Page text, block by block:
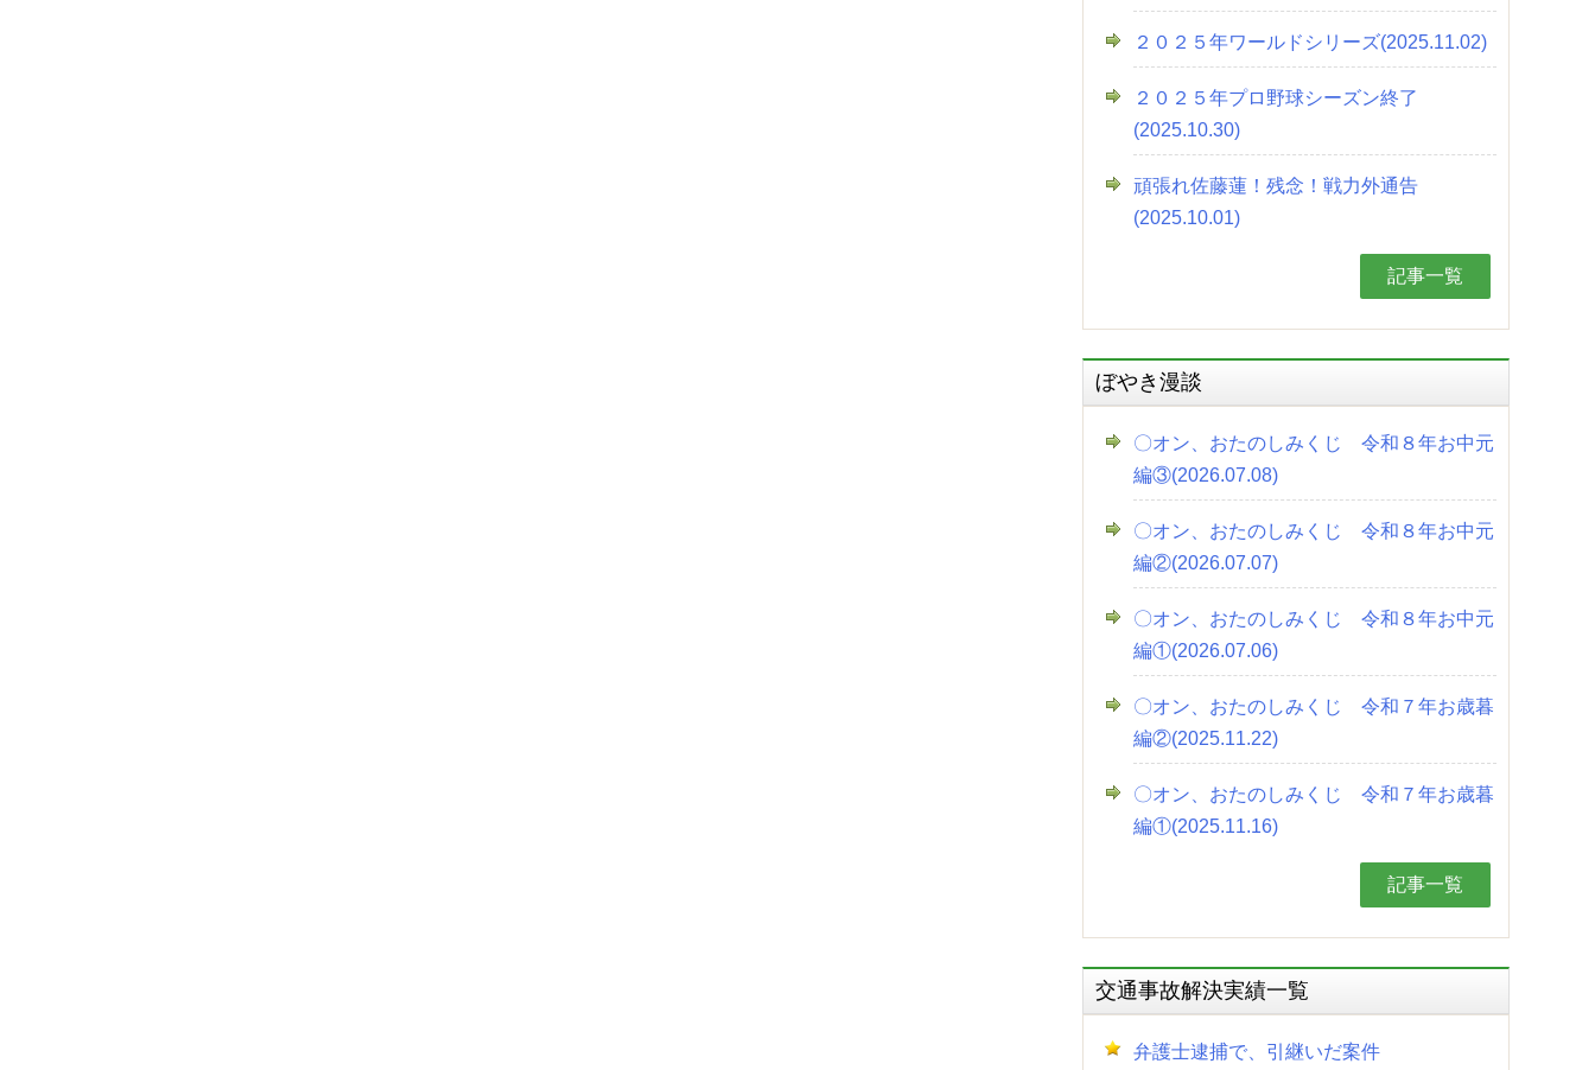
２０２５年ワールドシリーズ(2025.11.02)
２０２５年プロ野球シーズン終了
(2025.10.30)
頑張れ佐藤蓮！残念！戦力外通告
(2025.10.01)
記事一覧
ぼやき漫談
〇オン、おたのしみくじ 令和８年お中元
編③(2026.07.08)
〇オン、おたのしみくじ 令和８年お中元
編②(2026.07.07)
〇オン、おたのしみくじ 令和８年お中元
編①(2026.07.06)
〇オン、おたのしみくじ 令和７年お歳暮
編②(2025.11.22)
〇オン、おたのしみくじ 令和７年お歳暮
編①(2025.11.16)
記事一覧
交通事故解決実績一覧
弁護士逮捕で、引継いだ案件